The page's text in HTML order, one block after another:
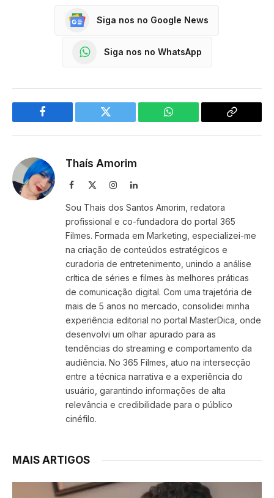
Siga nos no Google News
Siga nos no WhatsApp
Facebook Twitter WhatsApp
Copy
Thaís Amorim
Facebook InstagramLinkedIn
Sou Thais dos Santos Amorim, redatora
profissional e co-fundadora do portal 365
Filmes. Formada em Marketing, especializei-me
na criação de conteúdos estratégicos e
curadoria de entretenimento, unindo a análise
crítica de séries e filmes às melhores práticas
de comunicação digital. Com uma trajetória de
mais de 5 anos no mercado, consolidei minha
experiência editorial no portal MasterDica, onde
desenvolvi um olhar apurado para as
tendências do streaming e comportamento da
audiência. No 365 Filmes, atuo na intersecção
entre a técnica narrativa e a experiência do
usuário, garantindo informações de alta
relevância e credibilidade para o público
cinéfilo.
MAIS ARTIGOS